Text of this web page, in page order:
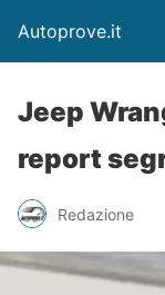
Autoprove.it
Jeep
report
Redazione